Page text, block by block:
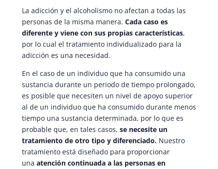
La adicción y el alcoholismo no afectan a todas las
personas de la misma manera. Cada caso es
diferente y viene con sus propias características,
por lo cual el tratamiento individualizado para la
adicción es una necesidad.
En el caso de un individuo que ha consumido una
sustancia durante un periodo de tiempo prolongado,
es posible que necesiten un nivel de apoyo superior
al de un individuo que ha consumido durante menos
tiempo una sustancia determinada, por lo que es
probable que, en tales casos, se necesite un
tratamiento de otro tipo y diferenciado.Nuestro
tratamiento está diseñado para proporcionar
una atención continuada a las personas en